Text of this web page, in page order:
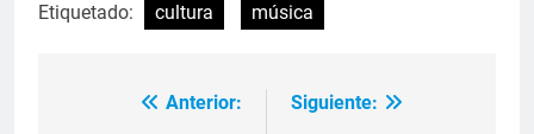
Etiquetado: cultura música
Anterior:
Siguiente: